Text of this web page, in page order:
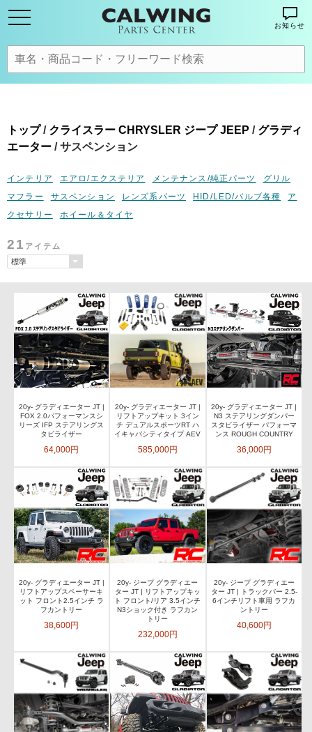
お知らせ
トップ/ クライスラー CHRYSLER ジープ JEEP / グラディ
エーター / サスペンション
インテリア エアロ/エクステリア メンテナンス/純正パーツ
グリル
マフラー
サスペンション レンズ系パーツ HID/LED/バルブ各種
ア
クセサリー
ホイール＆タイヤ
21 アイテム
20y- グラディエーター JT |
FOX 2.0パフォーマンスシ
リーズ IFP ステアリングス
タビライザー
64,000円
20y- グラディエーター JT |
リフトアップキット 3イン
チ デュアルスポーツRT ハ
イキャパシティタイプ AEV
585,000円
20y- グラディエーター JT |
N3 ステアリングダンパー
スタビライザー パフォーマ
ンス ROUGH COUNTRY
36,000円
20y- グラディエーター JT |
リフトアップスペーサーキ
ット フロント2.5インチ ラ
フカントリー
38,600円
20y- ジープ グラディエー
ター JT | リフトアップキッ
ト フロント/リア 3.5インチ
N3ショック付き ラフカン
トリー
232,000円
20y- ジープ グラディエー
ター JT | トラックバー 2.5-
6インチリフト車用 ラフカ
ントリー
40,600円